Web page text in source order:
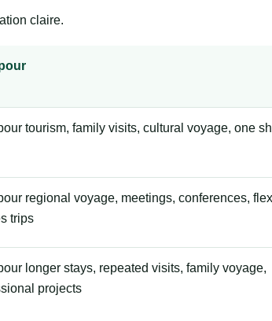
claire.
tourism, family visits, cultural voyage, one
regional voyage, meetings, conferences,
trips
longer stays, repeated visits, family voyage,
projects